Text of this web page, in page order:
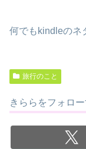
何でもkindleのネ
旅行のこと
きららをフォロー